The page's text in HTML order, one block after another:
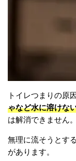
トイレつまりの原
ゃなど水に溶けな
は解消できません。
無理に流そうとする
があります。